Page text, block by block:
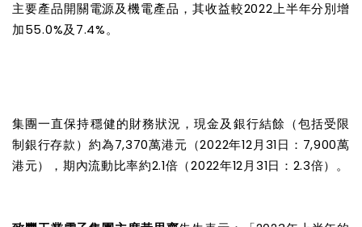
主要產品開關電源及機電產品，其收益較2022上半年分別增
加55.0%及7.4%。
集團一直保持穩健的財務狀況，現金及銀行結餘（包括受限
制銀行存款）約為7,370萬港元（2022年12月31日：7,900萬
港元），期內流動比率約2.1倍（2022年12月31日：2.3倍）。